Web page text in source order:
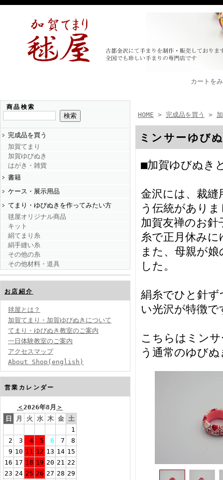
カートを
商品検索
完成品を買う
加賀てまり
加賀ゆびぬき
はがき・雑貨
書籍
ケース・展示用品
てまり・ゆびぬきを作ってみたい方
毬屋オリジナル商品
キット
絹てまり糸
絹手縫い糸
その他の糸
その他材料・道具
お店紹介
毬屋とは？
加賀てまり・加賀ゆびぬきについて
てまり・ゆびぬき教室のご案内
一日体験教室のご案内
アクセスマップ
About Shop(english)
営業カレンダー
＜2026年8月 ＞
日
月 火 水 木 金 土
1
2
3 4 5 6 7
8
9 10 11 12 13 14 15
16 17 18 19 20 21 22
23 24 25 26 27 28 29
HOME > 完成品を買う >
ミンサーゆび
■加賀ゆびぬき
金沢には、裁
う伝統があり
加賀友禅のお
糸で正月休み
また、母親が
した。
絹糸でひと針
い光沢が特徴で
こちらはミン
う通常のゆび